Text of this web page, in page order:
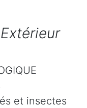
et insectes